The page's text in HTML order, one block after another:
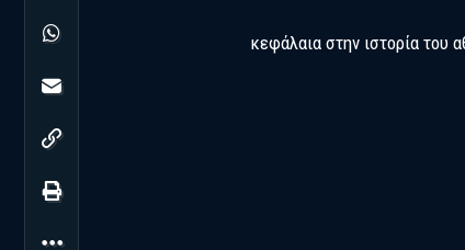
κεφάλαια στην ιστορία του